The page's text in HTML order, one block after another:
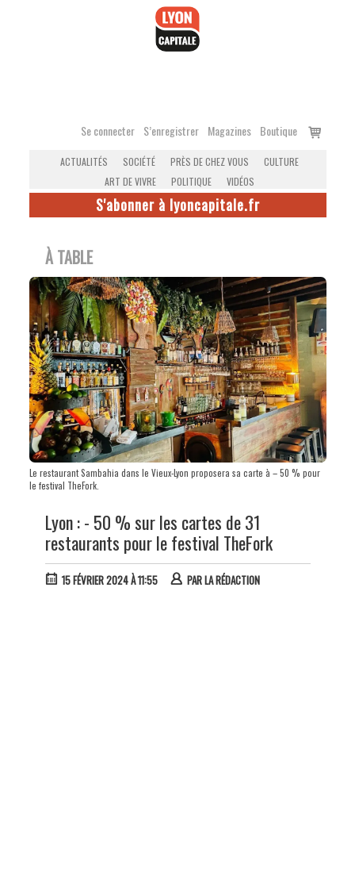
Se connecter S’enregistrer Magazines Boutique
Voir
ACTUALITÉS SOCIÉTÉ PRÈS DE CHEZ VOUS
CULTURE
ART DE VIVRE
POLITIQUE VIDÉOS
S'abonner à lyoncapitale.fr
À TABLE
Le restaurant Sambahia dans le Vieux-Lyon proposera sa carte à – 50 % pour
le festival TheFork.
Lyon : - 50 % sur les cartes de 31
restaurants pour le festival TheFork
15 FÉVRIER 2024 À 11:55 PARLA RÉDACTION